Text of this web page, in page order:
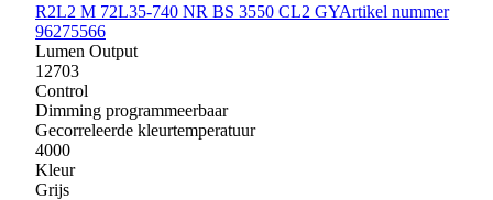
R2L2 M 72L35-740 NR BS 3550 CL2 GYArtikel nummer
96275566
Lumen Output
12703
Control
Dimming programmeerbaar
Gecorreleerde kleurtemperatuur
4000
Kleur
Grijs